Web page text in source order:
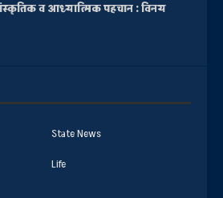
State News
Life
व आध्यात्मिक पहचान : विनय